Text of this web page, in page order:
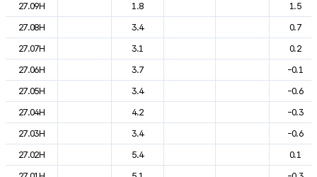
27.09H
1.8
1.5
27.08H
3.4
0.7
27.07H
3.1
0.2
27.06H
3.7
-0.1
27.05H
3.4
-0.6
27.04H
4.2
-0.3
27.03H
3.4
-0.6
27.02H
5.4
0.1